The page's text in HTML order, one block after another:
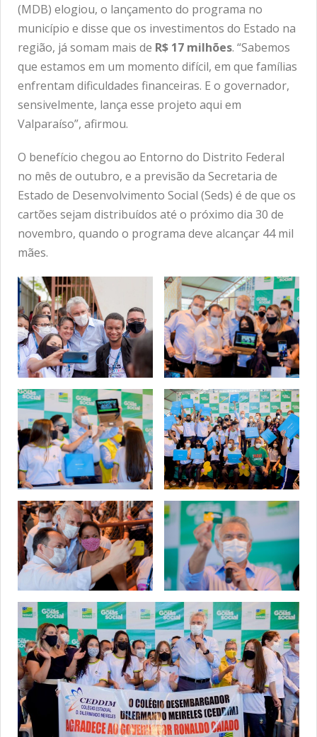
(MDB) elogiou, o lançamento do programa no
município e disse que os investimentos do Estado na
região, já somam mais de R$ 17 milhões. “Sabemos
que estamos em um momento difícil, em que famílias
enfrentam dificuldades financeiras. E o governador,
sensivelmente, lança esse projeto aqui em
Valparaíso”, afirmou.
O benefício chegou ao Entorno do Distrito Federal
no mês de outubro, e a previsão da Secretaria de
Estado de Desenvolvimento Social (Seds) é de que os
cartões sejam distribuídos até o próximo dia 30 de
novembro, quando o programa deve alcançar 44 mil
mães.